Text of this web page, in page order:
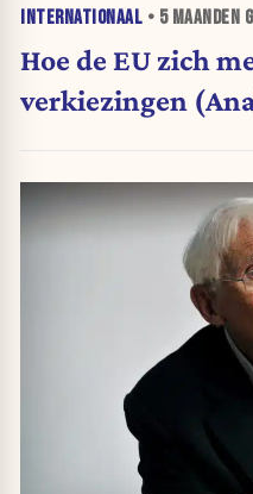
INTERNATIONAAL • 5 MAANDEN
Hoe de EU zich
verkiezingen